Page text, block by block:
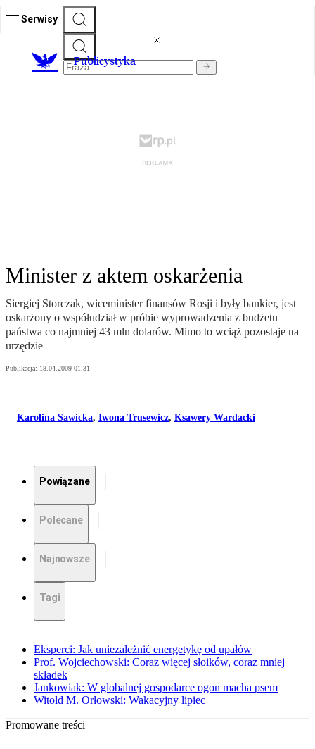
Serwisy
Publicystyka
Minister z aktem oskarżenia
Siergiej Storczak, wiceminister finansów Rosji i były bankier, jest
oskarżony o współudział w próbie wyprowadzenia z budżetu
państwa co najmniej 43 mln dolarów. Mimo to wciąż pozostaje na
urzędzie
Publikacja: 18.04.2009 01:31
Karolina Sawicka, Iwona Trusewicz, Ksawery Wardacki
Powiązane
Polecane
Najnowsze
Tagi
Eksperci: Jak uniezależnić energetykę od upałów
Prof. Wojciechowski: Coraz więcej słoików, coraz mniej
składek
Jankowiak: W globalnej gospodarce ogon macha psem
Witold M. Orłowski: Wakacyjny lipiec
Promowane treści